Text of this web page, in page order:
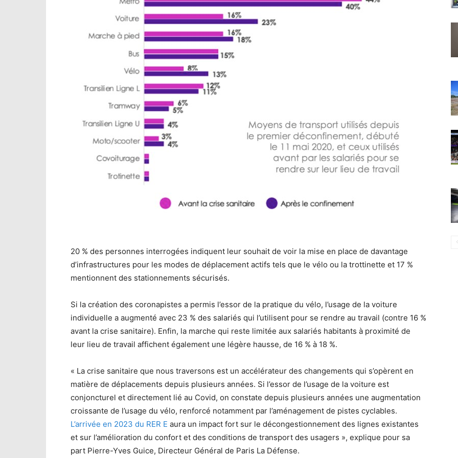
20 % des personnes interrogées indiquent leur souhait de voir la mise en place de davantage
d’infrastructures pour les modes de déplacement actifs tels que le vélo ou la trottinette et 17 %
mentionnent des stationnements sécurisés.
Si la création des coronapistes a permis l’essor de la pratique du vélo, l’usage de la voiture
individuelle a augmenté avec 23 % des salariés qui l’utilisent pour se rendre au travail (contre 16 %
avant la crise sanitaire). Enfin, la marche qui reste limitée aux salariés habitants à proximité de
leur lieu de travail affichent également une légère hausse, de 16 % à 18 %.
« La crise sanitaire que nous traversons est un accélérateur des changements qui s’opèrent en
matière de déplacements depuis plusieurs années. Si l’essor de l’usage de la voiture est
conjoncturel et directement lié au Covid, on constate depuis plusieurs années une augmentation
croissante de l’usage du vélo, renforcé notamment par l’aménagement de pistes cyclables.
L’arrivée en 2023 du RER E aura un impact fort sur le décongestionnement des lignes existantes
et sur l’amélioration du confort et des conditions de transport des usagers », explique pour sa
part Pierre-Yves Guice, Directeur Général de Paris La Défense.